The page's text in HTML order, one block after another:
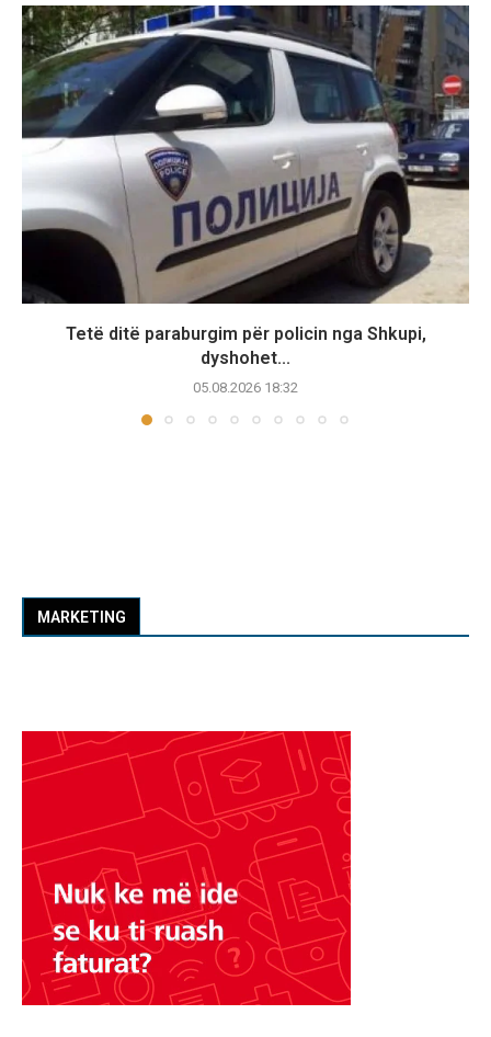
Tetë ditë paraburgim për policin nga Shkupi,
dyshohet...
05.08.2026 18:32
MARKETING